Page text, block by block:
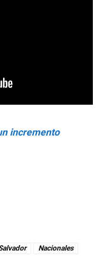
incremento
Nacionales